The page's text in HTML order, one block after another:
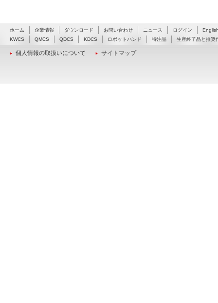
ホーム 企業情報 ダウンロード お問い合わせ ニュース ログイン
KWCS
QMCS QDCS KDCS ロボットハンド 特注品 生産終了品と推奨
個人情報の取扱いについて サイトマップ